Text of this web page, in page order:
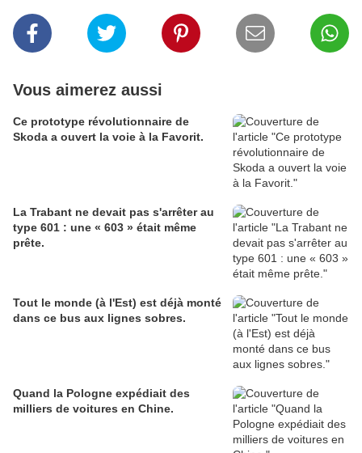
Vous aimerez aussi
Ce prototype révolutionnaire de
Skoda a ouvert la voie à la Favorit.
La Trabant ne devait pas s'arrêter au
type 601 : une « 603 » était même
prête.
Tout le monde (à l'Est) est déjà monté
dans ce bus aux lignes sobres.
Quand la Pologne expédiait des
milliers de voitures en Chine.